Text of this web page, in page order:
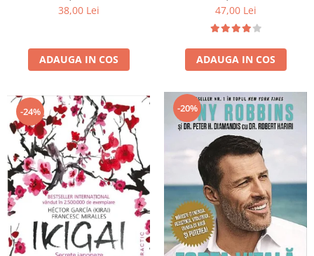
38,00 Lei
ADAUGA IN COS
47,00 Lei
ADAUGA IN COS
-24% -20%